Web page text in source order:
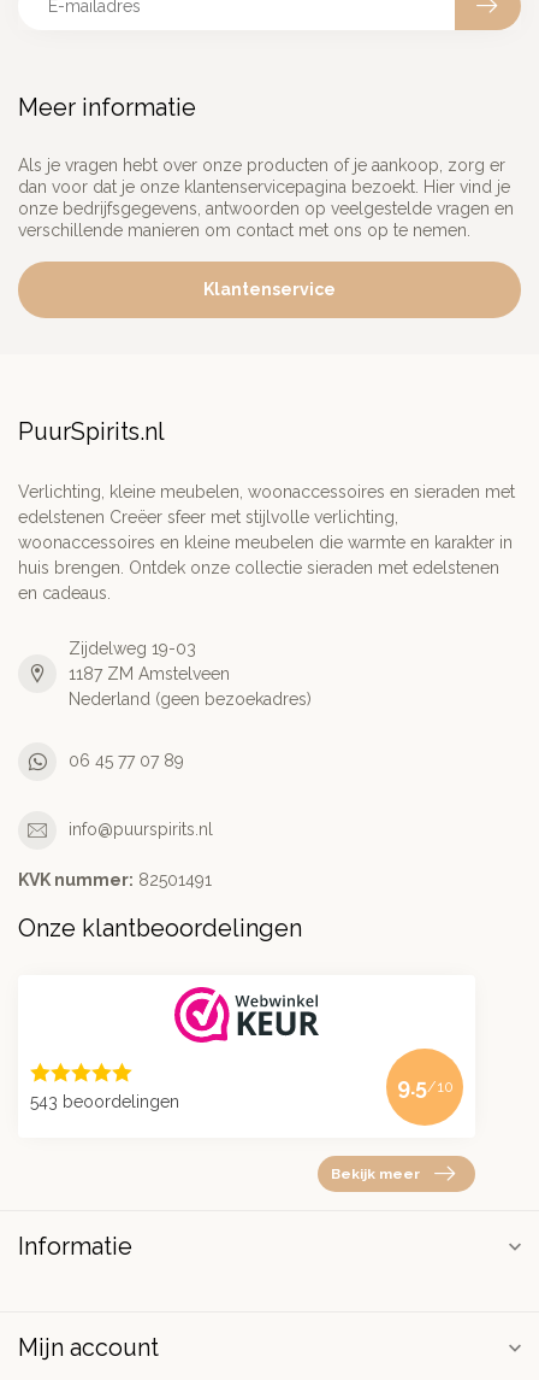
Meer informatie
Als je vragen hebt over onze producten of je aankoop, zorg er
dan voor dat je onze klantenservicepagina bezoekt. Hier vind je
onze bedrijfsgegevens, antwoorden op veelgestelde vragen en
verschillende manieren om contact met ons op te nemen.
Klantenservice
PuurSpirits.nl
Verlichting, kleine meubelen, woonaccessoires en sieraden met
edelstenen Creëer sfeer met stijlvolle verlichting,
woonaccessoires en kleine meubelen die warmte en karakter in
huis brengen. Ontdek onze collectie sieraden met edelstenen
en cadeaus.
Zijdelweg 19-03
1187 ZM Amstelveen
Nederland (geen bezoekadres)
06 45 77 07 89
info@puurspirits.nl
KVK nummer: 82501491
Onze klantbeoordelingen
543 beoordelingen
9.5/10
Bekijk meer
Informatie
Mijn account